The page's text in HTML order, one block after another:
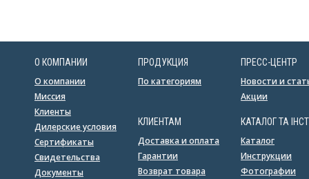
О КОМПАНИИ
О компании
Миссия
Клиенты
Дилерские условия
Сертификаты
Свидетельства
Документы
ПРОДУКЦИЯ
По категориям
КЛИЕНТАМ
Доставка и оплата
Гарантии
Возврат товара
ПРЕСС-ЦЕНТР
Новости и
Акции
КАТАЛОГ ТА
Каталог
Инструкции
Фотографии